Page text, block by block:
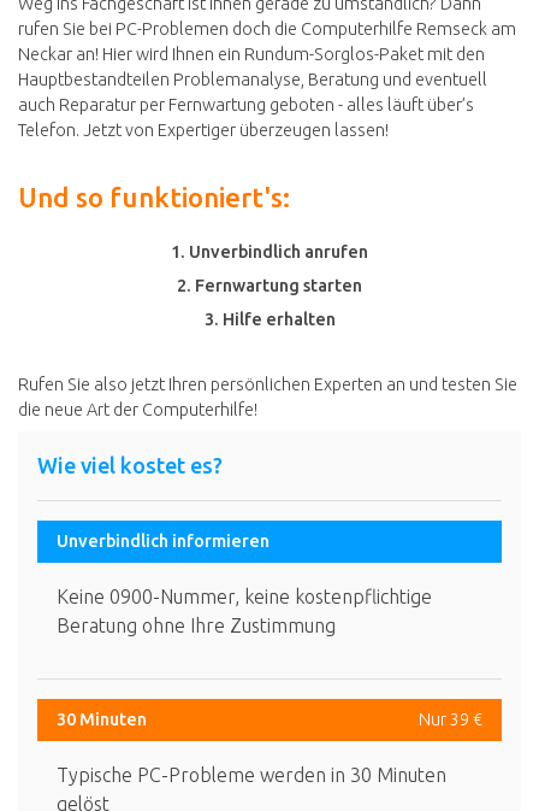
rufen Sie bei PC-Problemen doch die Computerhilfe Remseck am
Neckar an! Hier wird Ihnen ein Rundum-Sorglos-Paket mit den
Hauptbestandteilen Problemanalyse, Beratung und eventuell
auch Reparatur per Fernwartung geboten - alles läuft über’s
Telefon. Jetzt von Expertiger überzeugen lassen!
Und so funktioniert's:
1. Unverbindlich anrufen
2. Fernwartung starten
3. Hilfe erhalten
Rufen Sie also jetzt Ihren persönlichen Experten an und testen Sie
die neue Art der Computerhilfe!
Wie viel kostet es?
Unverbindlich informieren
Keine 0900-Nummer, keine kostenpflichtige
Beratung ohne Ihre Zustimmung
30 Minuten Nur 39 €
Typische PC-Probleme werden in 30 Minuten
gelöst